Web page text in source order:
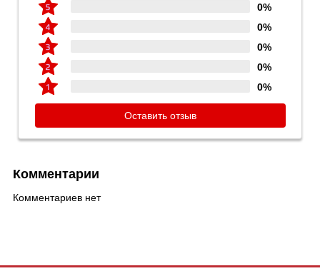
0%
0%
0%
0%
0%
Оставить отзыв
Комментарии
Комментариев нет